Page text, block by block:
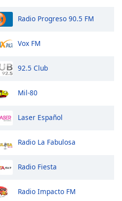
Radio Progreso 90.5 FM
Vox FM
92.5 Club
Mil-80
Laser Español
Radio La Fabulosa
Radio Fiesta
Radio Impacto FM